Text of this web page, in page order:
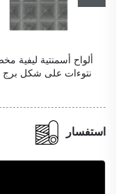
لوحة جدران فنية ذهبية
استفسار